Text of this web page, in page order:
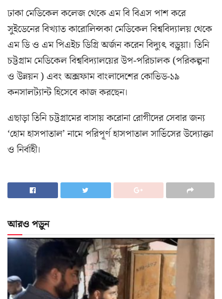
ঢাকা মেডিকেল কলেজ থেকে এম বি বিএস পাশ করে
সুইডেনের বিখ্যাত কারোলিন্সকা মেডিকেল বিশ্ববিদ্যালয় থেকে
এম ডি ও এম পিএইচ ডিগ্রি অর্জন করেন বিদ্যুৎ বড়ুয়া। তিনি
চট্টগ্রাম মেডিকেল বিশ্ববিদ্যালয়ের উপ-পরিচালক (পরিকল্পনা
ও উন্নয়ন ) এবং অক্সফাম বাংলাদেশের কোভিড-১৯
কনসালট্যান্ট হিসেবে কাজ করছেন।
এছাড়া তিনি চট্টগ্রামের বাসায় করোনা রোগীদের সেবার জন্য
‘হোম হাসপাতাল’ নামে পরিপূর্ণ হাসপাতাল সার্ভিসের উদ্যোক্তা
ও নির্বাহী।
আরও পড়ুন